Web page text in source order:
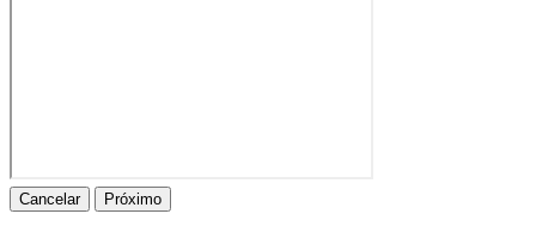
Cancelar Próximo